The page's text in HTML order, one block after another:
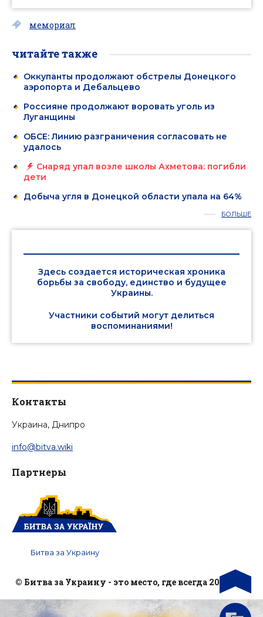
мемориал
читайте также
Оккупанты продолжают обстрелы Донецкого
аэропорта и Дебальцево
Россияне продолжают воровать уголь из
Луганщины
ОБСЕ: Линию разграничения согласовать не
удалось
Снаряд упал возле школы Ахметова: погибли
дети
Добыча угля в Донецкой области упала на 64%
БОЛЬШЕ
Здесь создается историческая хроника
борьбы за свободу, единство и будущее
Украины.
Участники событий могут делиться
воспоминаниями!
Контакты
Украина, Днипро
info@bitva.wiki
Партнеры
Битва за Украину
© Битва за Украину - это место, где всегда 2014 год.